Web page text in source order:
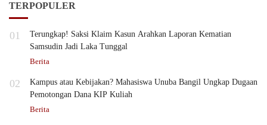
TERPOPULER
01
Terungkap! Saksi Klaim Kasun Arahkan Laporan Kematian
Samsudin Jadi Laka Tunggal
Berita
02
Kampus atau Kebijakan? Mahasiswa Unuba Bangil Ungkap Dugaan
Pemotongan Dana KIP Kuliah
Berita